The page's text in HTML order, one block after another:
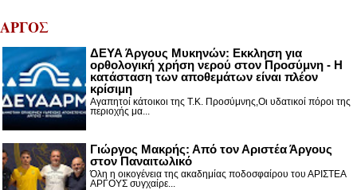
ΑΡΓΟΣ
ΔΕΥΑ Άργους Μυκηνών: Εκκληση για
ορθολογική χρήση νερού στον Προσύμνη - Η
κατάσταση των αποθεμάτων είναι πλέον
κρίσιμη
Αγαπητοί κάτοικοι της Τ.Κ. Προσύμνης,Οι υδατικοί πόροι της
περιοχής μα...
Γιώργος Μακρής: Από τον Αριστέα Άργους
στον Παναιτωλικό
Όλη η οικογένεια της ακαδημίας ποδοσφαίρου του ΑΡΙΣΤΕΑ
ΑΡΓΟΥΣ συγχαίρε...